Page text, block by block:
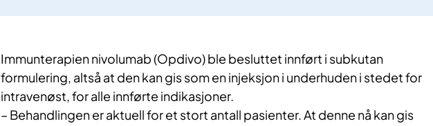
Immunterapien nivolumab (Opdivo) ble besluttet innført i subkutan
formulering, altså at den kan gis som en injeksjon i underhuden i stedet for
intravenøst, for alle innførte indikasjoner.
– Behandlingen er aktuell for et stort antall pasienter. At denne nå kan gis